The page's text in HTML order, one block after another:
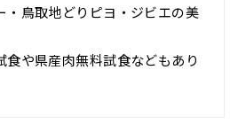
・鳥取地どりピヨ・ジビエの美
食や県産肉無料試食などもあり